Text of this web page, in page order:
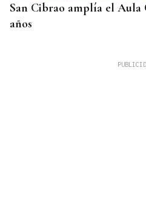
San Cibrao amplía el Aula
años